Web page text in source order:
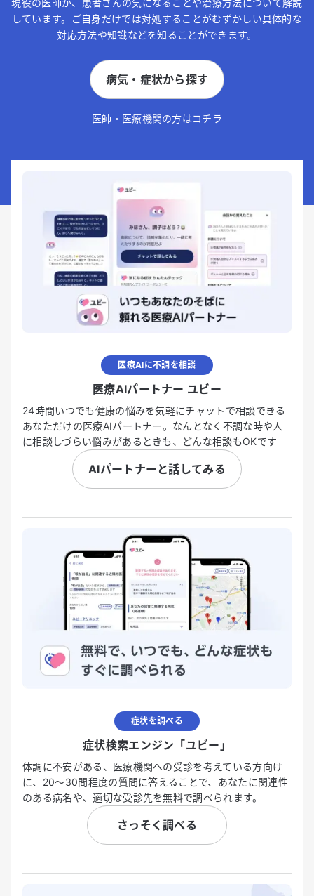
現役の医師が、患者さんの気になることや治療方法について解説
しています。ご自身だけでは対処することがむずかしい具体的な
対応方法や知識などを知ることができます。
病気・症状から探す
医師・医療機関の方はコチラ
医療AIに不調を相談
医療AIパートナー ユビー
24時間いつでも健康の悩みを気軽にチャットで相談できる
あなただけの医療AIパートナー。なんとなく不調な時や人
に相談しづらい悩みがあるときも、どんな相談もOKです
AIパートナーと話してみる
症状を調べる
症状検索エンジン「ユビー」
体調に不安がある、医療機関への受診を考えている方向け
に、20〜30問程度の質問に答えることで、あなたに関連性
のある病名や、適切な受診先を無料で調べられます。
さっそく調べる